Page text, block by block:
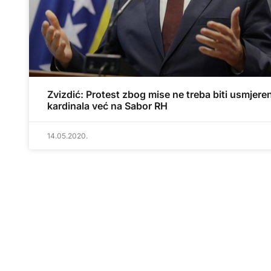
Zvizdić: Protest zbog mise ne treba biti
kardinala već na Sabor RH
14.05.2020.